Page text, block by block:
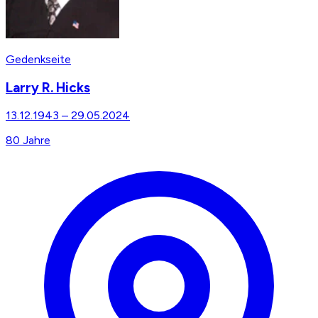
Gedenkseite
Larry R. Hicks
13.12.1943 – 29.05.2024
80 Jahre